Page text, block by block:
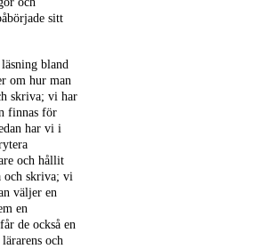
sitt
bland
om hur man
skriva; vi har
finnas för
har vi i
och hållit
och skriva; vi
väljer en
en
de också en
och